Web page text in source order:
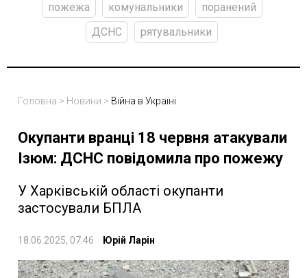
пожежа
комунальники
поранений
ДСНС
рятувальники
Головна > Новини > Війна в Україні
Окупанти вранці 18 червня атакували
Ізюм: ДСНС повідомила про пожежу
У Харківській області окупанти
застосували БПЛА
18.06.2025, 07:46 Юрій Ларін